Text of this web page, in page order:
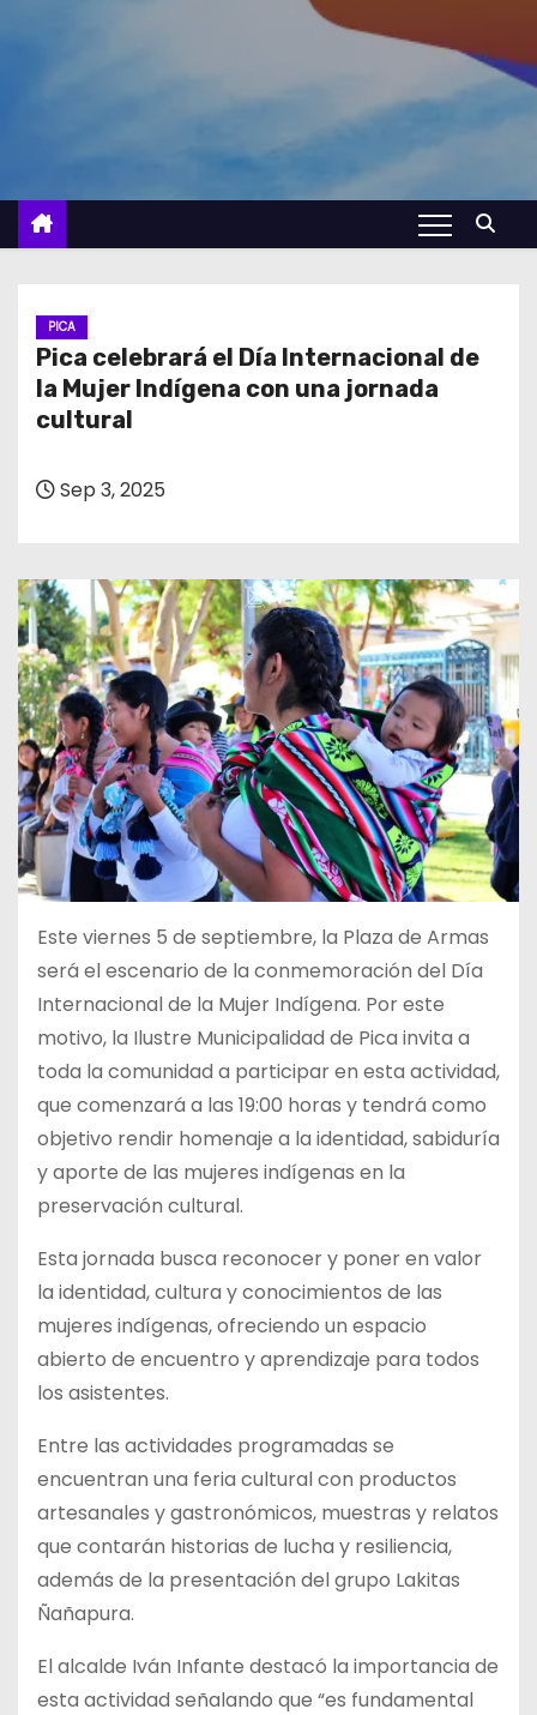
PICA
Pica celebrará el Día Internacional de
la Mujer Indígena con una jornada
cultural
Sep 3, 2025
Este viernes 5 de septiembre, la Plaza de Armas
será el escenario de la conmemoración del Día
Internacional de la Mujer Indígena. Por este
motivo, la Ilustre Municipalidad de Pica invita a
toda la comunidad a participar en esta actividad,
que comenzará a las 19:00 horas y tendrá como
objetivo rendir homenaje a la identidad, sabiduría
y aporte de las mujeres indígenas en la
preservación cultural.
Esta jornada busca reconocer y poner en valor
la identidad, cultura y conocimientos de las
mujeres indígenas, ofreciendo un espacio
abierto de encuentro y aprendizaje para todos
los asistentes.
Entre las actividades programadas se
encuentran una feria cultural con productos
artesanales y gastronómicos, muestras y relatos
que contarán historias de lucha y resiliencia,
además de la presentación del grupo Lakitas
Ñañapura.
El alcalde Iván Infante destacó la importancia de
esta actividad señalando que “es fundamental